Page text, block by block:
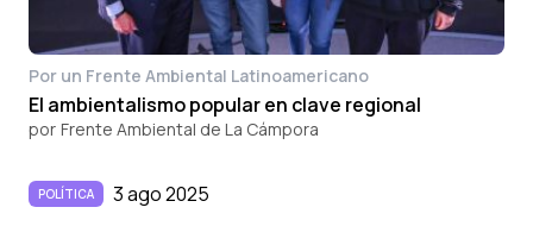
Por un Frente Ambiental Latinoamericano
El ambientalismo popular en clave regional
por Frente Ambiental de La Cámpora
POLÍTICA 3 ago 2025